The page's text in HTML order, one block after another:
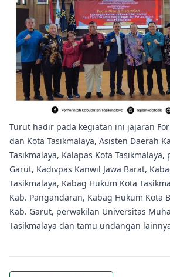
Turut hadir pada kegiatan ini jajaran
dan Kota Tasikmalaya, Asisten Daerah
Tasikmalaya, Kalapas Kota
Garut, Kadivpas Kanwil Jawa Barat,
Tasikmalaya, Kabag Hukum Kota
Kab. Pangandaran, Kabag Hukum Kota
Kab. Garut, perwakilan Universitas
Tasikmalaya dan tamu undangan